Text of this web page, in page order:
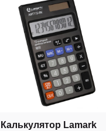
Калькулятор Lamark